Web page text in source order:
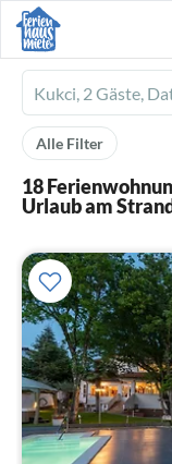
Ferienhausmiete
logo
Alle Filter
18
Urlaub am